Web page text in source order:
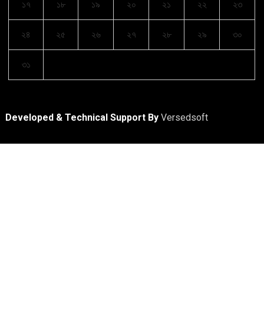
১৭ ১৮ ১৯ ২০ ২১ ২২ ২৩
২৪ ২৫ ২৬ ২৭ ২৮ ২৯ ৩০
৩১
Developed & Technical Support ByVersedsoft